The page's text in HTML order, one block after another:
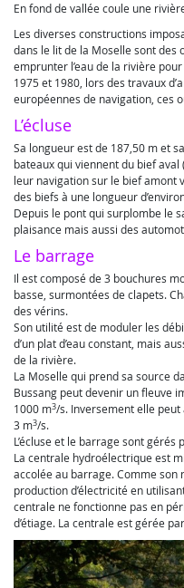
En fond de vallée coule une
Les diverses constructions
dans le lit de la Moselle sont des
emprunter l’eau de la rivière
1975 et 1980, lors des travaux
européennes de navigation, ces
L’écluse
Sa longueur est de 187,50 m et
bateaux qui viennent du bief aval
leur navigation sur le bief amont
des biefs à une longueur
Depuis le pont qui surplombe le
plaisance mais aussi des
Le barrage
Il est composé de 3 bouchures
basse, surmontées de clapets.
des vérins.
Son utilité est de moduler les
d’un plat d’eau constant, mais
de la rivière.
La Moselle qui prend sa source
Bussang peut devenir un fleuve
1000 m3/s. Inversement elle
3 m3/s.
L’écluse et le barrage sont gérés
La centrale hydroélectrique est
accolée au barrage. Comme son
production d’électricité en
centrale ne fonctionne pas en
d’étiage. La centrale est gérée